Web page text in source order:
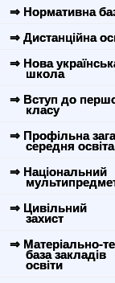
⇒ Нормативна
⇒ Дистанційна
⇒ Нова
школа
⇒ Вступ до
класу
⇒ Профільна
середня освіта
⇒ Національний
⇒ Цивільний
захист
⇒ Матеріально-
база закладів
освіти